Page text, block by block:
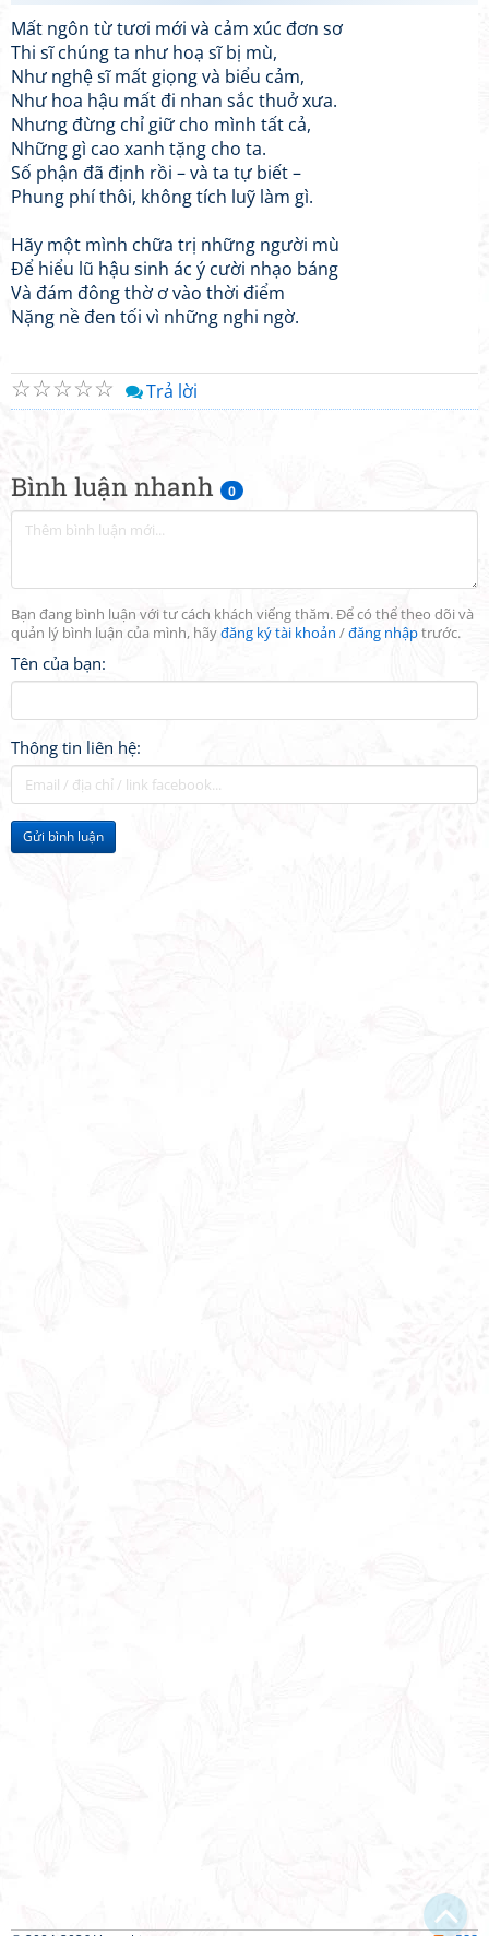
Bình luận nhanh 0
Bạn đang bình luận với tư cách khách viếng thăm. Để có thể theo dõi và
quản lý bình luận của mình, hãyđăng ký tài khoản /đăng nhậptrước.
Tên của bạn:
Thông tin liên hệ:
Gửi bình luận
Mất ngôn từ tươi mới và cảm xúc đơn sơ
Thi sĩ chúng ta như hoạ sĩ bị mù,
Như nghệ sĩ mất giọng và biểu cảm,
Như hoa hậu mất đi nhan sắc thuở xưa.
Nhưng đừng chỉ giữ cho mình tất cả,
Những gì cao xanh tặng cho ta.
Số phận đã định rồi – và ta tự biết –
Phung phí thôi, không tích luỹ làm gì.
Hãy một mình chữa trị những người mù
Để hiểu lũ hậu sinh ác ý cười nhạo báng
Và đám đông thờ ơ vào thời điểm
Nặng nề đen tối vì những nghi ngờ.
☆
☆
☆
☆
☆ Trả lời